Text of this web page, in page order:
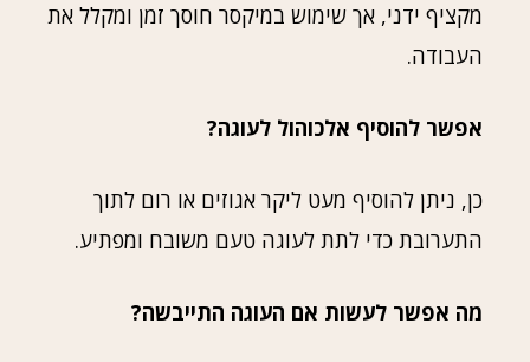
מקציף ידני, אך שימוש במיקסר חוסך זמן ומקלל את
העבודה.
אפשר להוסיף אלכוהול לעוגה?
כן, ניתן להוסיף מעט ליקר אגוזים או רום לתוך
התערובת כדי לתת לעוגה טעם משובח ומפתיע.
מה אפשר לעשות אם העוגה התייבשה?